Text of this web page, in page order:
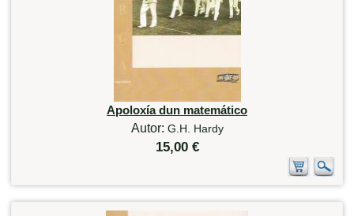
Apoloxía dun matemático
Autor: G.H. Hardy
15,00 €